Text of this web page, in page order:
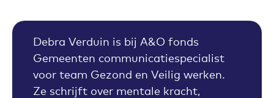
Debra Verduin is bij A&O fonds
Gemeenten communicatiespecialist
voor team Gezond en Veilig werken.
Ze schrijft over mentale kracht,